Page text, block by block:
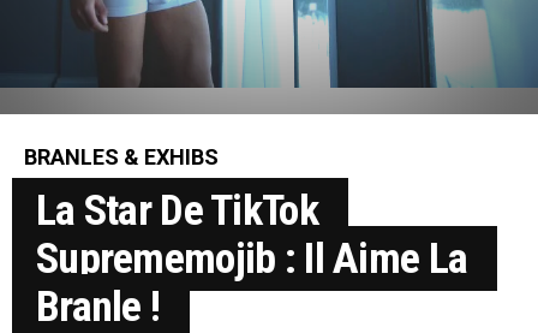
BRANLES & EXHIBS
La Star De TikTok
Suprememojib : Il Aime La
Branle !